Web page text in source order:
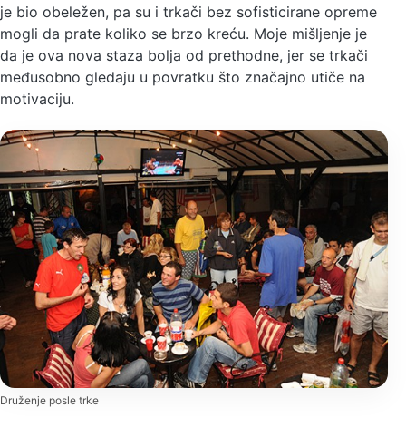
je bio obeležen, pa su i trkači bez sofisticirane opreme
mogli da prate koliko se brzo kreću. Moje mišljenje je
da je ova nova staza bolja od prethodne, jer se trkači
međusobno gledaju u povratku što značajno utiče na
motivaciju.
Druženje posle trke